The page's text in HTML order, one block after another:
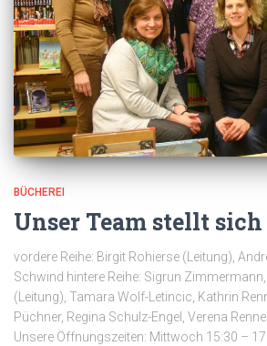
BÜCHEREI
Unser Team stellt
vordere Reihe: Birgit Rohierse (Leitung),
Schwind hintere Reihe: Sigrun
(Leitung), Tamara Wolf-Letincic, Kathrin
Püchner, Regina Schulz-Engel, Verena
Unsere Öffnungszeiten: Mittwoch 15:30 –